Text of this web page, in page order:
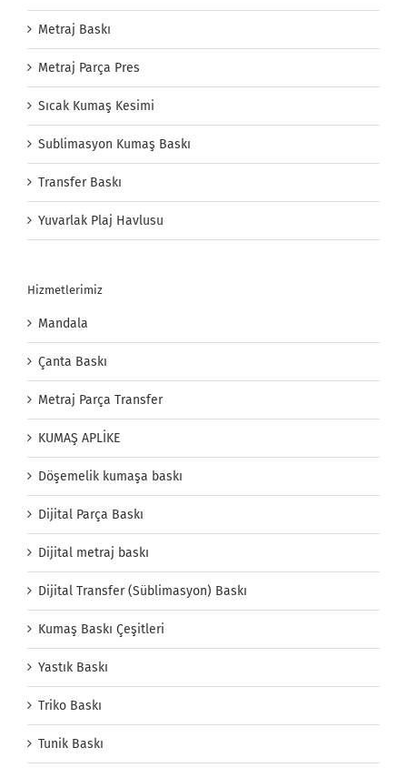
Metraj Baskı
Metraj Parça Pres
Sıcak Kumaş Kesimi
Sublimasyon Kumaş Baskı
Transfer Baskı
Yuvarlak Plaj Havlusu
Hizmetlerimiz
Mandala
Çanta Baskı
Metraj Parça Transfer
KUMAŞ APLİKE
Döşemelik kumaşa baskı
Dijital Parça Baskı
Dijital metraj baskı
Dijital Transfer (Süblimasyon) Baskı
Kumaş Baskı Çeşitleri
Yastık Baskı
Triko Baskı
Tunik Baskı